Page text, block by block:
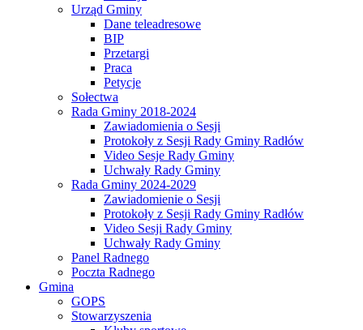
Urząd Gminy
Dane teleadresowe
BIP
Przetargi
Praca
Petycje
Sołectwa
Rada Gminy 2018-2024
Zawiadomienia o Sesji
Protokoły z Sesji Rady Gminy Radłów
Video Sesje Rady Gminy
Uchwały Rady Gminy
Rada Gminy 2024-2029
Zawiadomienie o Sesji
Protokoły z Sesji Rady Gminy Radłów
Video Sesji Rady Gminy
Uchwały Rady Gminy
Panel Radnego
Poczta Radnego
Gmina
GOPS
Stowarzyszenia